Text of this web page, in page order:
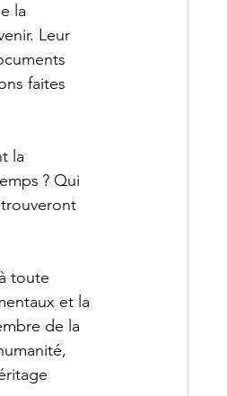
la
Leur
faites
la
? Qui
toute
et la
de la